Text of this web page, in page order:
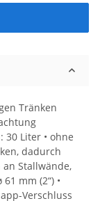
Tränken
Liter • ohne
dadurch
Stallwände,
mm (2“) •
Verschluss